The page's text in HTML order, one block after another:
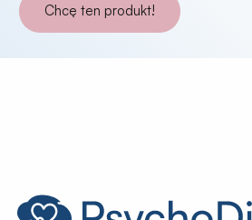
Chcę ten produkt!